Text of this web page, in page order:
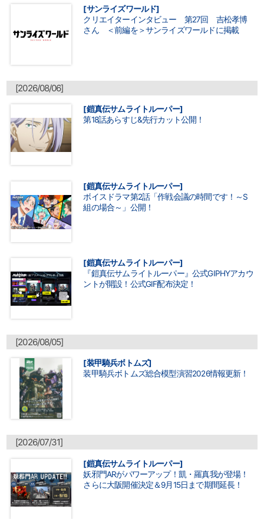
[サンライズワールド]
クリエイターインタビュー 第27回 吉松孝博
さん ＜前編を＞サンライズワールドに掲載
[2026/08/06]
[鎧真伝サムライトルーパー]
第18話あらすじ&先行カット公開！
[鎧真伝サムライトルーパー]
ボイスドラマ第2話「作戦会議の時間です！～S
組の場合～」公開！
[鎧真伝サムライトルーパー]
『鎧真伝サムライトルーパー』公式GIPHYアカウ
ントが開設！公式GIF配布決定！
[2026/08/05]
[装甲騎兵ボトムズ]
装甲騎兵ボトムズ総合模型演習2026情報更新！
[2026/07/31]
[鎧真伝サムライトルーパー]
妖邪門ARがパワーアップ！凱・羅真我が登場！
さらに大阪開催決定＆9月15日まで期間延長！